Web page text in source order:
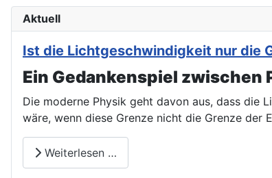
Aktuell
Ist die Lichtgeschwindigkeit nur die
Ein Gedankenspiel zwischen
Die moderne Physik geht davon aus, dass die
wäre, wenn diese Grenze nicht die Grenze der
Weiterlesen …